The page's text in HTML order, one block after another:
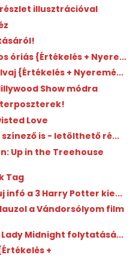
illusztrációval
óriás {Értékelés + Nyere...
{Értékelés + Nyeremé...
Show módra
Love
is - letölthető ré...
Up in the Treehouse
Tag
infó a 3 Harry Potter kie...
a Vándorsólyom film
Midnight folytatásá...
+